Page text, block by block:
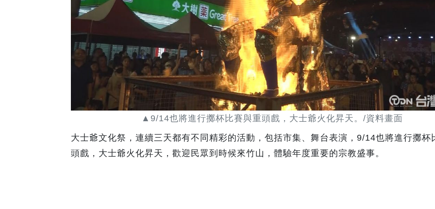
▲9/14也將進行擲杯比賽與重頭戲，大士爺火化昇天。/資料畫面
大士爺文化祭，連續三天都有不同精彩的活動，包括市集、舞台表演，9/14也將進行擲杯
頭戲，大士爺火化昇天，歡迎民眾到時候來竹山，體驗年度重要的宗教盛事。